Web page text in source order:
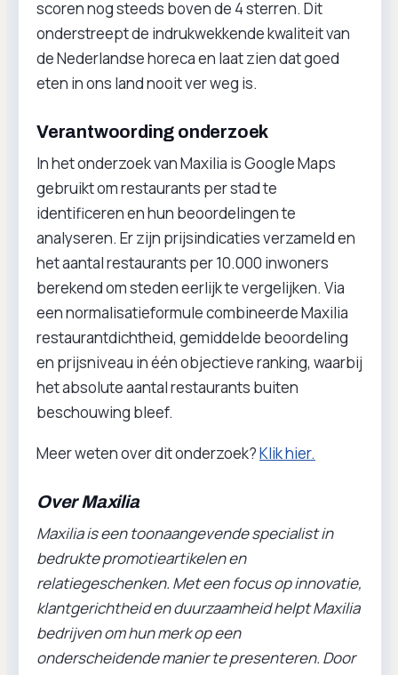
scoren nog steeds boven de 4 sterren. Dit
onderstreept de indrukwekkende kwaliteit van
de Nederlandse horeca en laat zien dat goed
eten in ons land nooit ver weg is.
Verantwoording onderzoek
In het onderzoek van Maxilia is Google Maps
gebruikt om restaurants per stad te
identificeren en hun beoordelingen te
analyseren. Er zijn prijsindicaties verzameld en
het aantal restaurants per 10.000 inwoners
berekend om steden eerlijk te vergelijken. Via
een normalisatieformule combineerde Maxilia
restaurantdichtheid, gemiddelde beoordeling
en prijsniveau in één objectieve ranking, waarbij
het absolute aantal restaurants buiten
beschouwing bleef.
Meer weten over dit onderzoek?Klik hier.
Over Maxilia
Maxilia is een toonaangevende specialist in
bedrukte promotieartikelen en
relatiegeschenken. Met een focus op innovatie,
klantgerichtheid en duurzaamheid helpt Maxilia
bedrijven om hun merk op een
onderscheidende manier te presenteren. Door